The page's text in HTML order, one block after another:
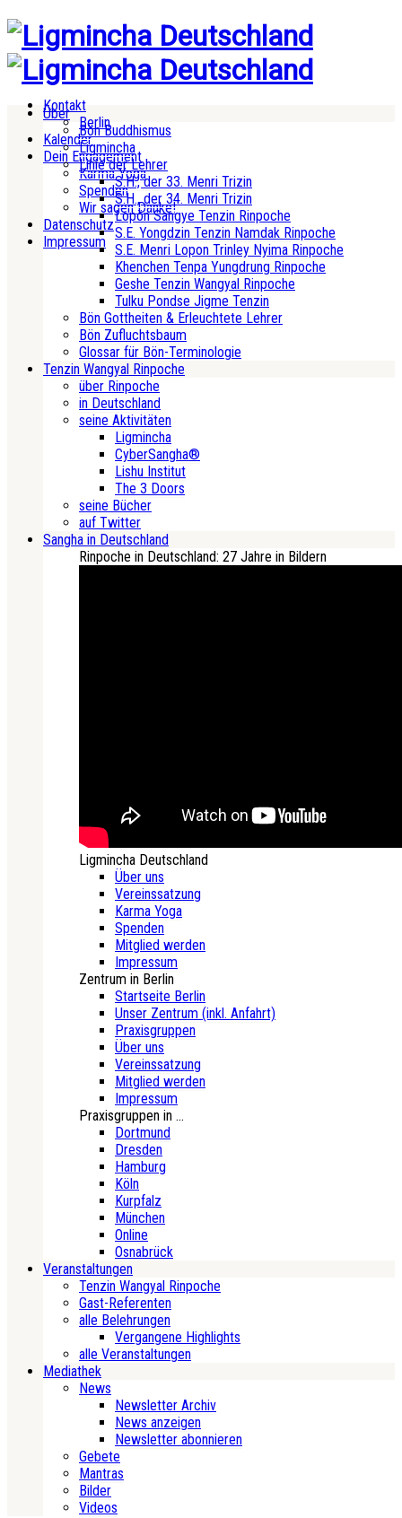
Kontakt
Berlin
Kalender
Dein Engagement
Karma Yoga
Spenden
Wir sagen Danke!
Datenschutz
Impressum
Über
Bön Buddhismus
Ligmincha
Linie der Lehrer
S.H., der 33. Menri Trizin
S.H., der 34. Menri Trizin
Lopön Sangye Tenzin Rinpoche
S.E. Yongdzin Tenzin Namdak Rinpoche
S.E. Menri Lopon Trinley Nyima Rinpoche
Khenchen Tenpa Yungdrung Rinpoche
Geshe Tenzin Wangyal Rinpoche
Tulku Pondse Jigme Tenzin
Bön Gottheiten & Erleuchtete Lehrer
Bön Zufluchtsbaum
Glossar für Bön-Terminologie
Tenzin Wangyal Rinpoche
über Rinpoche
in Deutschland
seine Aktivitäten
Ligmincha
CyberSangha®
Lishu Institut
The 3 Doors
seine Bücher
auf Twitter
Sangha in Deutschland
Rinpoche in Deutschland: 27 Jahre in Bildern
Ligmincha Deutschland
Über uns
Vereinssatzung
Karma Yoga
Spenden
Mitglied werden
Impressum
Zentrum in Berlin
Startseite Berlin
Unser Zentrum (inkl. Anfahrt)
Praxisgruppen
Über uns
Vereinssatzung
Mitglied werden
Impressum
Praxisgruppen in ...
Dortmund
Dresden
Hamburg
Köln
Kurpfalz
München
Online
Osnabrück
Veranstaltungen
Tenzin Wangyal Rinpoche
Gast-Referenten
alle Belehrungen
Vergangene Highlights
alle Veranstaltungen
Mediathek
News
Newsletter Archiv
News anzeigen
Newsletter abonnieren
Gebete
Mantras
Bilder
Videos